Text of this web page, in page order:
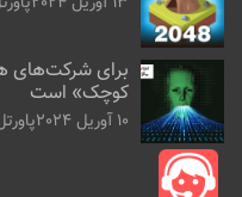
برای شرکت‌های
کوچک» است
10 آوریل 2024